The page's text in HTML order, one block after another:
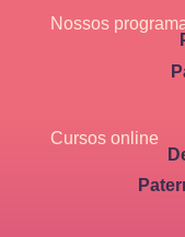
Nossos
Cursos online